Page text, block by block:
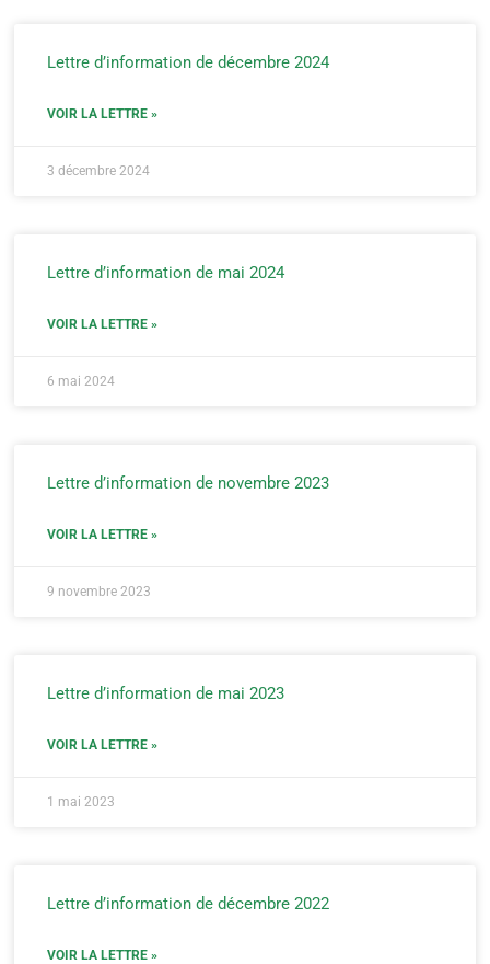
Lettre d’information de décembre 2024
VOIR LA LETTRE »
3 décembre 2024
Lettre d’information de mai 2024
VOIR LA LETTRE »
6 mai 2024
Lettre d’information de novembre 2023
VOIR LA LETTRE »
9 novembre 2023
Lettre d’information de mai 2023
VOIR LA LETTRE »
1 mai 2023
Lettre d’information de décembre 2022
VOIR LA LETTRE »